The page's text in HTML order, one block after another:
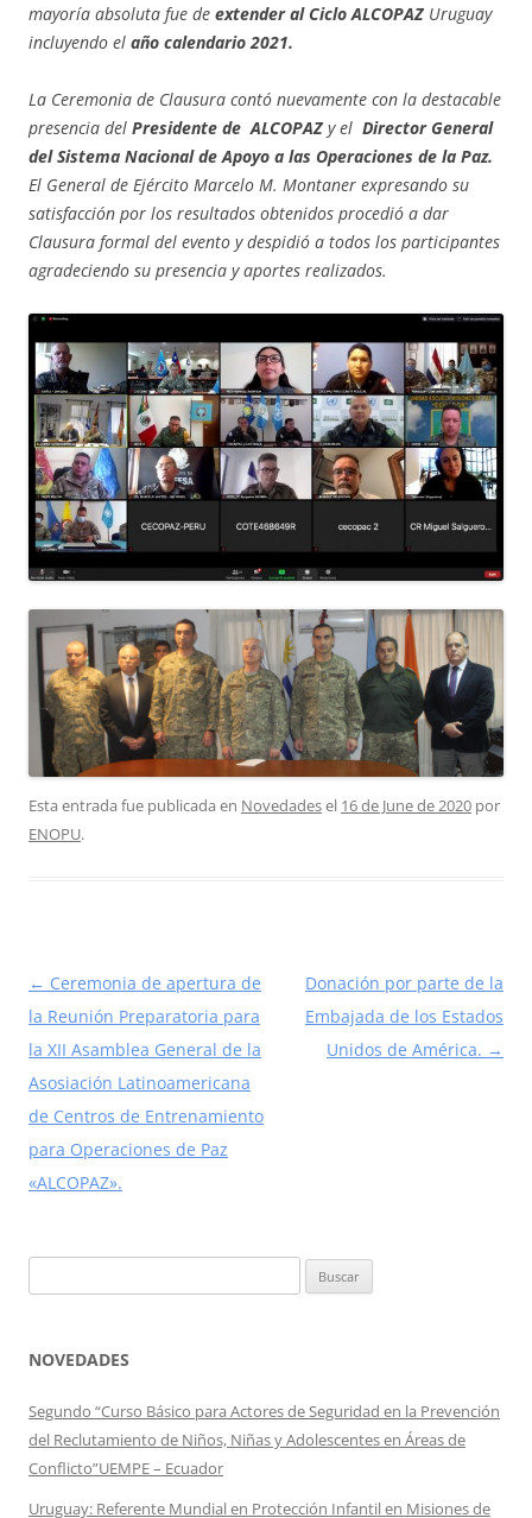
mayoría absoluta fue de extender al Ciclo ALCOPAZ Uruguay
incluyendo el año calendario 2021.
La Ceremonia de Clausura contó nuevamente con la destacable
presencia del Presidente de ALCOPAZ y el Director General
del Sistema Nacional de Apoyo a las Operaciones de la Paz.
El General de Ejército Marcelo M. Montaner expresando su
satisfacción por los resultados obtenidos procedió a dar
Clausura formal del evento y despidió a todos los participantes
agradeciendo su presencia y aportes realizados.
Esta entrada fue publicada en Novedadesel 16 de June de 2020 por
ENOPU.
Navegación
de
entradas
← Ceremonia de apertura de
la Reunión Preparatoria para
la XII Asamblea General de la
Asosiación Latinoamericana
de Centros de Entrenamiento
para Operaciones de Paz
«ALCOPAZ».
Donación por parte de la
Embajada de los Estados
Unidos de América. →
NOVEDADES
Segundo “Curso Básico para Actores de Seguridad en la Prevención
del Reclutamiento de Niños, Niñas y Adolescentes en Áreas de
Conflicto”UEMPE – Ecuador
Uruguay: Referente Mundial en Protección Infantil en Misiones de